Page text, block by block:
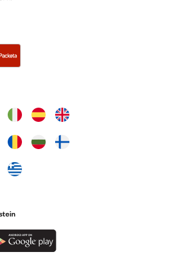
von Inventar sollte 40 cm
nutzbar wäre, vor allem aber die
(Farben und Stärke in Stufen
zweite höchst dekorative Funktion der
auch mit der beiliegenden Handfernbedienung
werden.Zudem weist sie ein WLAN
damit ausgestattete Raum mit der
App vom Licht bis zur Thermostatregelung
anderen Faktoren automatisiert
Fernsteuerbarkeit der Heizung
jemand etwas zum Trocknen über die
Oberflächentemperatur der Glasfront
sich durch ihre Lautlosigkeit im Betrieb
Heizwirkung eine zögerliche Wirkung auf.
die Raumtemperatur nur langsam steigt,
Infrarot Strahlungswärme ein vorzeitiges
Kundendienst von Klarstein war